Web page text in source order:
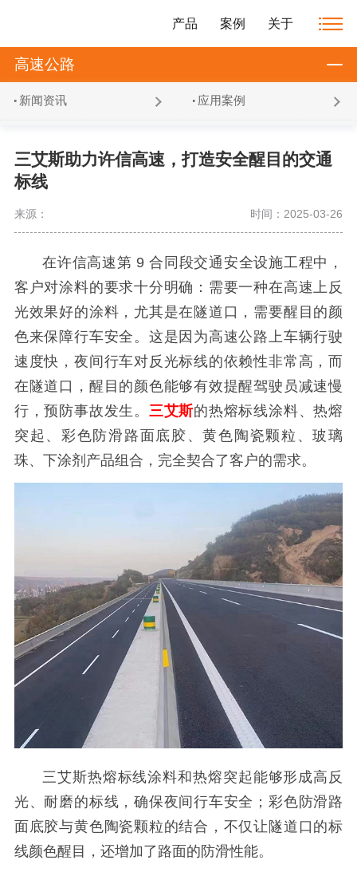
产品 案例 关于
高速公路
新闻资讯 应用案例
三艾斯助力许信高速，打造安全醒目的交通
标线
来源： 时间：2025-03-26
在许信高速第 9 合同段交通安全设施工程中，
客户对涂料的要求十分明确：需要一种在高速上反
光效果好的涂料，尤其是在隧道口，需要醒目的颜
色来保障行车安全。这是因为高速公路上车辆行驶
速度快，夜间行车对反光标线的依赖性非常高，而
在隧道口，醒目的颜色能够有效提醒驾驶员减速慢
行，预防事故发生。 三艾斯的热熔标线涂料、热熔
突起、彩色防滑路面底胶、黄色陶瓷颗粒、玻璃
珠、下涂剂产品组合，完全契合了客户的需求。
三艾斯热熔标线涂料和热熔突起能够形成高反
光、耐磨的标线，确保夜间行车安全；彩色防滑路
面底胶与黄色陶瓷颗粒的结合，不仅让隧道口的标
线颜色醒目，还增加了路面的防滑性能。